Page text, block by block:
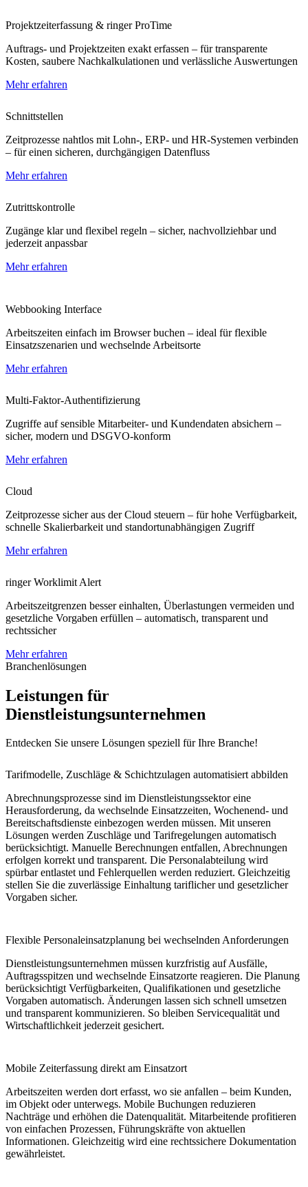
Projektzeiterfassung & ringer ProTime
Auftrags- und Projektzeiten exakt erfassen – für transparente
Kosten, saubere Nachkalkulationen und verlässliche Auswertungen
Mehr erfahren
Schnittstellen
Zeitprozesse nahtlos mit Lohn-, ERP- und HR-Systemen verbinden
– für einen sicheren, durchgängigen Datenfluss
Mehr erfahren
Zutrittskontrolle
Zugänge klar und flexibel regeln – sicher, nachvollziehbar und
jederzeit anpassbar
Mehr erfahren
Webbooking Interface
Arbeitszeiten einfach im Browser buchen – ideal für flexible
Einsatzszenarien und wechselnde Arbeitsorte
Mehr erfahren
Multi-Faktor-Authentifizierung
Zugriffe auf sensible Mitarbeiter- und Kundendaten absichern –
sicher, modern und DSGVO-konform
Mehr erfahren
Cloud
Zeitprozesse sicher aus der Cloud steuern – für hohe Verfügbarkeit,
schnelle Skalierbarkeit und standortunabhängigen Zugriff
Mehr erfahren
ringer Worklimit Alert
Arbeitszeitgrenzen besser einhalten, Überlastungen vermeiden und
gesetzliche Vorgaben erfüllen – automatisch, transparent und
rechtssicher
Mehr erfahren
Branchenlösungen
Leistungen für
Dienstleistungsunternehmen
Entdecken Sie unsere Lösungen speziell für Ihre Branche!
Tarifmodelle, Zuschläge & Schichtzulagen automatisiert abbilden
Abrechnungsprozesse sind im Dienstleistungssektor eine
Herausforderung, da wechselnde Einsatzzeiten, Wochenend- und
Bereitschaftsdienste einbezogen werden müssen. Mit unseren
Lösungen werden Zuschläge und Tarifregelungen automatisch
berücksichtigt. Manuelle Berechnungen entfallen, Abrechnungen
erfolgen korrekt und transparent. Die Personalabteilung wird
spürbar entlastet und Fehlerquellen werden reduziert. Gleichzeitig
stellen Sie die zuverlässige Einhaltung tariflicher und gesetzlicher
Vorgaben sicher.
Flexible Personaleinsatzplanung bei wechselnden Anforderungen
Dienstleistungsunternehmen müssen kurzfristig auf Ausfälle,
Auftragsspitzen und wechselnde Einsatzorte reagieren. Die Planung
berücksichtigt Verfügbarkeiten, Qualifikationen und gesetzliche
Vorgaben automatisch. Änderungen lassen sich schnell umsetzen
und transparent kommunizieren. So bleiben Servicequalität und
Wirtschaftlichkeit jederzeit gesichert.
Mobile Zeiterfassung direkt am Einsatzort
Arbeitszeiten werden dort erfasst, wo sie anfallen – beim Kunden,
im Objekt oder unterwegs. Mobile Buchungen reduzieren
Nachträge und erhöhen die Datenqualität. Mitarbeitende profitieren
von einfachen Prozessen, Führungskräfte von aktuellen
Informationen. Gleichzeitig wird eine rechtssichere Dokumentation
gewährleistet.